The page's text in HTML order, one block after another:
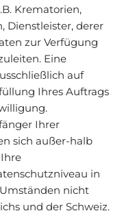
Krematorien,
Dienstleister, derer
zur Verfügung
Eine
auf
Ihres Auftrags
Ihrer
sich außer-halb
in
nicht
und der Schweiz.